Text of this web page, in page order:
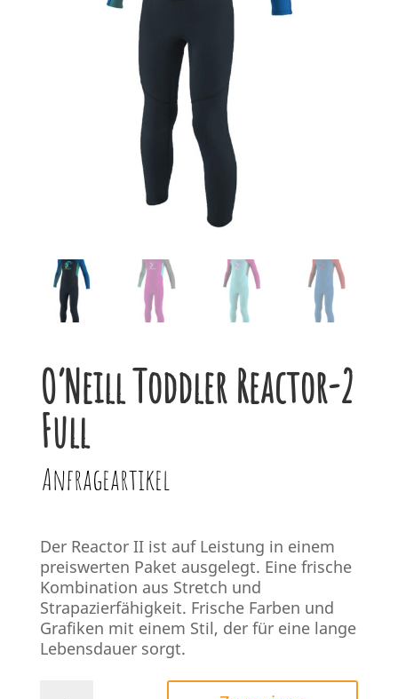
O’Neill Toddler Reactor-2
Full
Anfrageartikel
Der Reactor II ist auf Leistung in einem
preiswerten Paket ausgelegt. Eine frische
Kombination aus Stretch und
Strapazierfähigkeit. Frische Farben und
Grafiken mit einem Stil, der für eine lange
Lebensdauer sorgt.